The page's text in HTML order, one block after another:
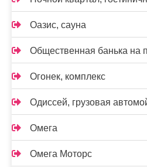
Оазис, сауна
Общественная банька на
Огонек, комплекс
Одиссей, грузовая
Омега
Омега Моторс